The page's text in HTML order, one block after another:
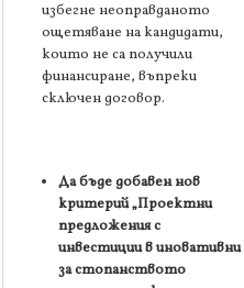
избегне неоправданото
ощетяване на кандидати,
които не са получили
финансиране, въпреки
сключен договор.
Да бъде добавен нов
критерий„Проектни
предложения с
инвестиции в иновативни
за стопанството